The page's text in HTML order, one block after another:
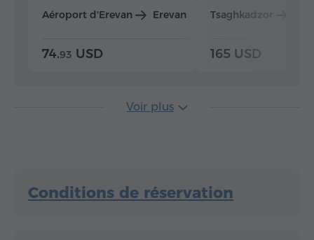
Aéroport d'Erevan Erevan
74.93 USD
Tsaghkadzor
165 USD
Voir plus
Conditions de réservation